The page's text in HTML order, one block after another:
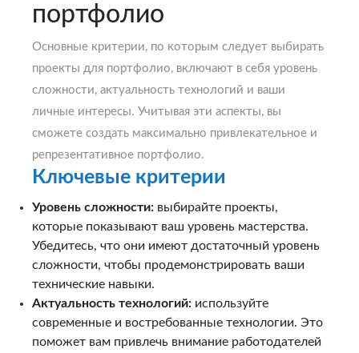
портфолио
Основные критерии, по которым следует выбирать
проекты для портфолио, включают в себя уровень
сложности, актуальность технологий и ваши
личные интересы. Учитывая эти аспекты, вы
сможете создать максимально привлекательное и
репрезентативное портфолио.
Ключевые критерии
Уровень сложности: выбирайте проекты,
которые показывают ваш уровень мастерства.
Убедитесь, что они имеют достаточный уровень
сложности, чтобы продемонстрировать ваши
технические навыки.
Актуальность технологий: используйте
современные и востребованные технологии. Это
поможет вам привлечь внимание работодателей